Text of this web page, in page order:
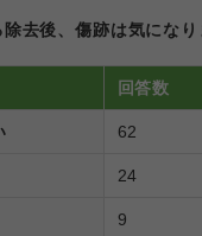
去後、傷跡は気になり
回答数
62
24
9